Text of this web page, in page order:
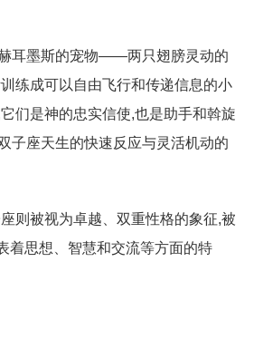
耳墨斯的宠物——两只翅膀灵动的
练成可以自由飞行和传递信息的小
们是神的忠实信使,也是助手和斡旋
子座天生的快速反应与灵活机动的
则被视为卓越、双重性格的象征,被
着思想、智慧和交流等方面的特